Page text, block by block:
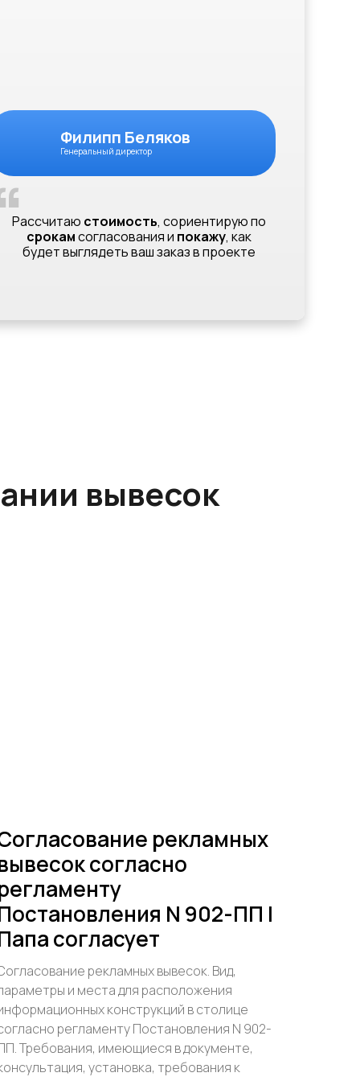
Рассчитаю стоимость, сориентирую по
срокамсогласования и покажу, как
будет выглядеть ваш заказ в проекте
Генеральный директор
Филипп Беляков
вывесок
рекламных
согласно
N 902-ПП |
согласует
рекламных вывесок. Вид,
и места для расположения
конструкций в столице
регламенту Постановления N 902-
Требования, имеющиеся в документе,
установка, требования к